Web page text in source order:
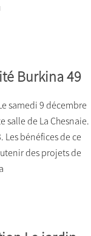
Burkina 49
samedi 9 décembre
de La Chesnaie.
Les bénéfices de ce
des projets de